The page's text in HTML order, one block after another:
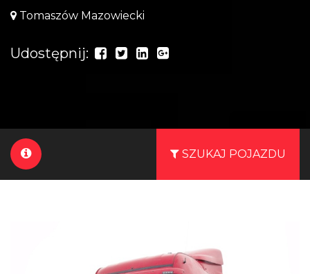
Tomaszów Mazowiecki
Udostępnij:
SZUKAJ POJAZDU